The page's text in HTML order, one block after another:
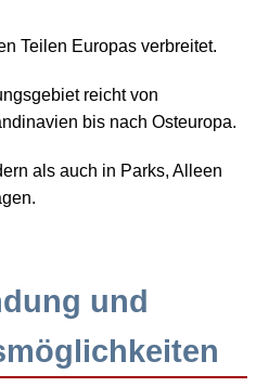
Teilen Europas verbreitet.
reicht von
bis nach Osteuropa.
als auch in Parks, Alleen
und